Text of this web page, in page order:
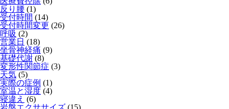
反り腰 (1)
受付時間 (14)
受付時間変更 (26)
呼吸 (2)
営業日 (18)
坐骨神経痛 (9)
基礎代謝 (8)
変形性関節症 (3)
天気 (5)
実際の症例 (1)
室温と湿度 (4)
寝違え (6)
岩盤エクササイズ (15)